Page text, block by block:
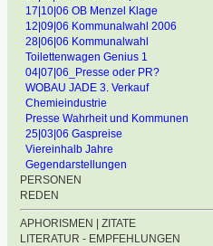
17|10|06 OB Menzel Klage
12|09|06 Kommunalwahl 2006
28|06|06 Kommunalwahl
Toilettenwagen Genius 1
04|07|06_Presse oder PR?
WOBAU JADE 3. Verkauf
Chemieindustrie
Presse Wahrheit und Kommunen
25|03|06 Gaspreise
Viereinhalb Jahre
Gegendarstellungen
PERSONEN
REDEN
APHORISMEN | ZITATE
LITERATUR - EMPFEHLUNGEN